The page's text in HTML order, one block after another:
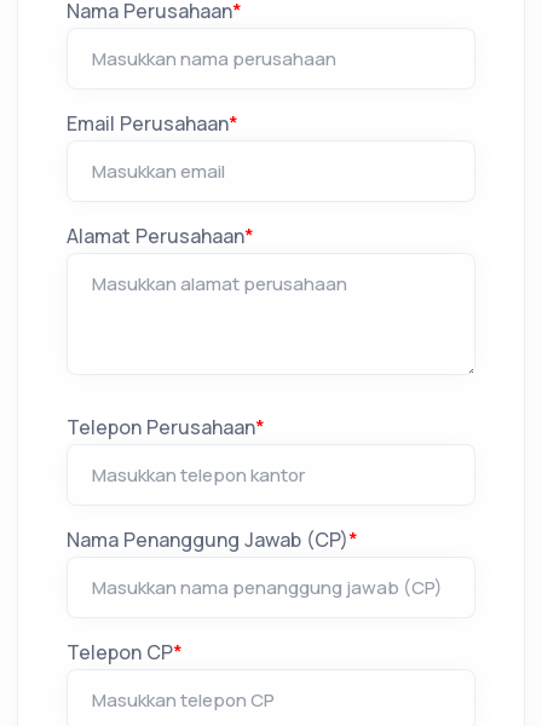
Nama Perusahaan*
Email Perusahaan*
Alamat Perusahaan*
Telepon Perusahaan*
Nama Penanggung Jawab (CP)*
Telepon CP*